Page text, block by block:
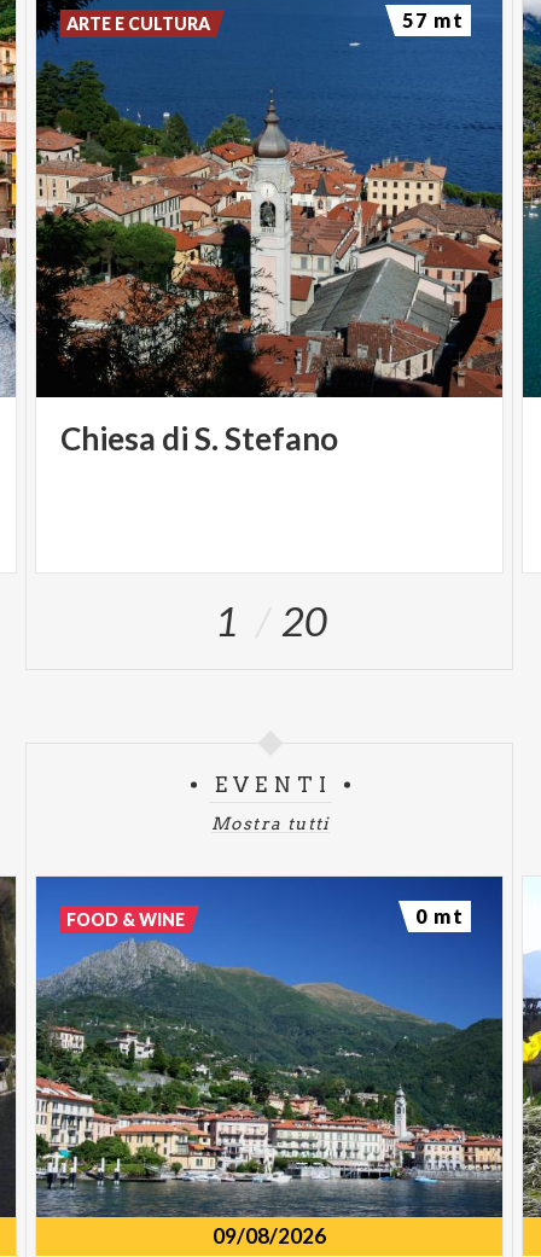
Chiesa diS.Stefano
ARTE E CULTURA 57 mt
1 20
EVENTI
Mostra tutti
09/08/2026
FOOD & WINE 0 mt